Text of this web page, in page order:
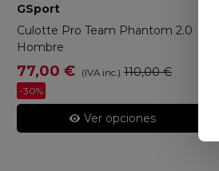
GSport
Culotte Pro Team Phantom 2.0
Hombre
77,00 € (IVA inc.) 110,00 €
-30%
Ver opciones